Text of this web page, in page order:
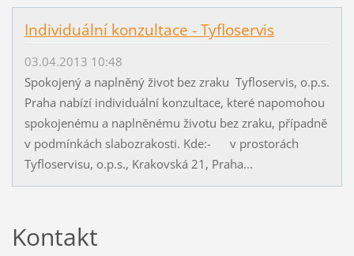
Individuální konzultace - Tyfloservis
03.04.2013 10:48
Spokojený a naplněný život bez zraku Tyfloservis, o.p.s.
Praha nabízí individuální konzultace, které napomohou
spokojenému a naplněnému životu bez zraku, případně
v podmínkách slabozrakosti. Kde:- v prostorách
Tyfloservisu, o.p.s., Krakovská 21, Praha...
Kontakt